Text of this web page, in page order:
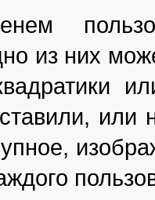
из них
или